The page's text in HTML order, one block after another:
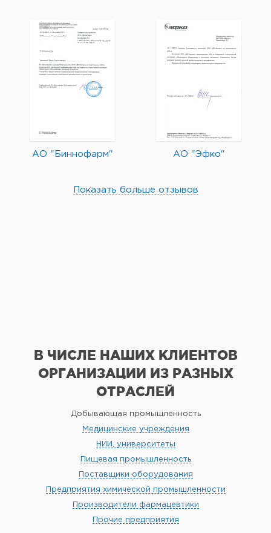
АО "Биннофарм" АО "Эфко"
Показать больше отзывов
В ЧИСЛЕ НАШИХ КЛИЕНТОВ
ОРГАНИЗАЦИИ ИЗ РАЗНЫХ
ОТРАСЛЕЙ
Добывающая промышленность
Медицинские учреждения
НИИ, университеты
Пищевая промышленность
Поставщики оборудования
Предприятия химической промышленности
Производители фармацевтики
Прочие предприятия